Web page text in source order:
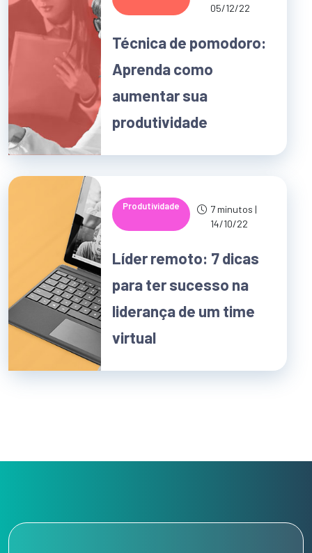
05/12/22
Técnica de pomodoro:
Aprenda como
aumentar sua
produtividade
Produtividade
7 minutos |
14/10/22
Líder remoto: 7 dicas
para ter sucesso na
liderança de um time
virtual